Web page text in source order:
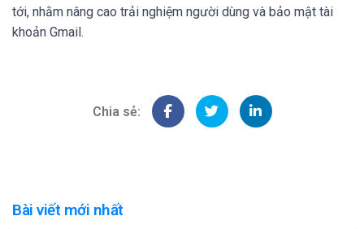
tới, nhằm nâng cao trải nghiệm người dùng và bảo mật tài
khoản Gmail.
Chia sẻ:
Bài viết mới nhất